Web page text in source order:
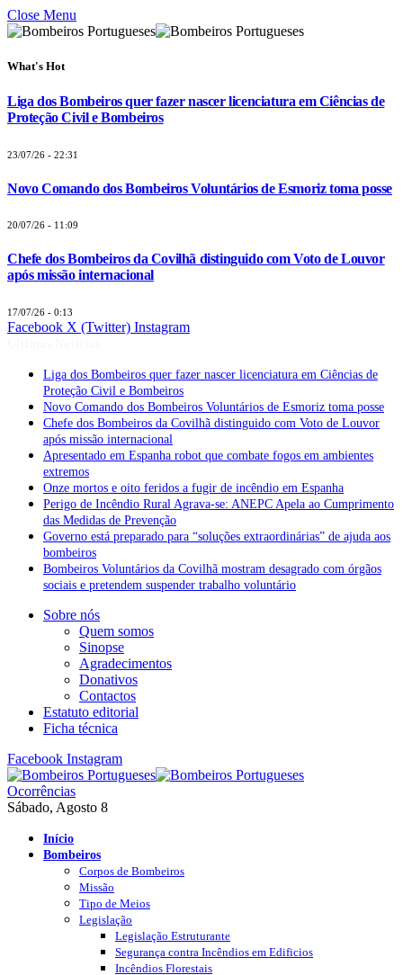
Close Menu
What's Hot
Liga dos Bombeiros quer fazer nascer licenciatura em Ciências de
Proteção Civil e Bombeiros
23/07/26 - 22:31
Novo Comando dos Bombeiros Voluntários de Esmoriz toma posse
20/07/26 - 11:09
Chefe dos Bombeiros da Covilhã distinguido com Voto de Louvor
após missão internacional
17/07/26 - 0:13
Facebook X (Twitter) Instagram
Liga dos Bombeiros quer fazer nascer licenciatura em Ciências de
Proteção Civil e Bombeiros
Novo Comando dos Bombeiros Voluntários de Esmoriz toma posse
Chefe dos Bombeiros da Covilhã distinguido com Voto de Louvor
após missão internacional
Apresentado em Espanha robot que combate fogos em ambientes
extremos
Onze mortos e oito feridos a fugir de incêndio em Espanha
Perigo de Incêndio Rural Agrava-se: ANEPC Apela ao Cumprimento
das Medidas de Prevenção
Governo está preparado para “soluções extraordinárias” de ajuda aos
bombeiros
Bombeiros Voluntários da Covilhã mostram desagrado com órgãos
sociais e pretendem suspender trabalho voluntário
Sobre nós
Quem somos
Sinopse
Agradecimentos
Donativos
Contactos
Estatuto editorial
Ficha técnica
Facebook Instagram
Ocorrências
Sábado, Agosto 8
Início
Bombeiros
Corpos de Bombeiros
Missão
Tipo de Meios
Legislação
Legislação Estruturante
Segurança contra Incêndios em Edificios
Incêndios Florestais